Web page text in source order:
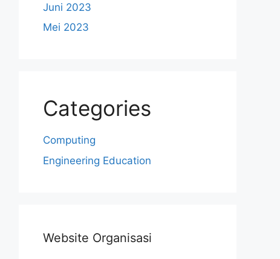
Juni 2023
Mei 2023
Categories
Computing
Engineering Education
Website Organisasi